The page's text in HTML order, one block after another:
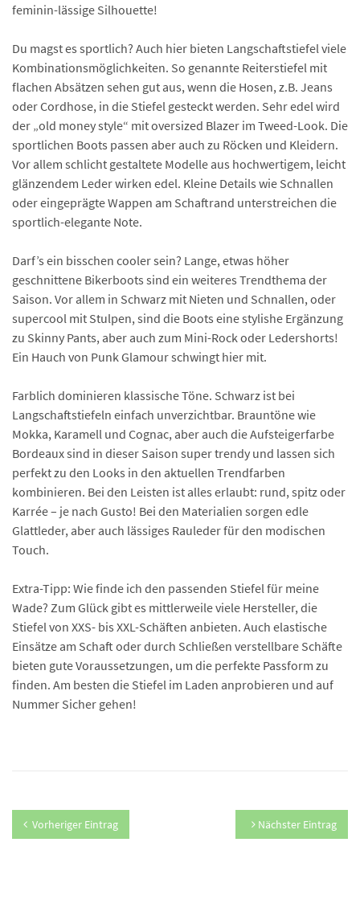
feminin-lässige Silhouette!
Du magst es sportlich? Auch hier bieten Langschaftstiefel viele
Kombinationsmöglichkeiten. So genannte Reiterstiefel mit
flachen Absätzen sehen gut aus, wenn die Hosen, z.B. Jeans
oder Cordhose, in die Stiefel gesteckt werden. Sehr edel wird
der „old money style“ mit oversized Blazer im Tweed-Look. Die
sportlichen Boots passen aber auch zu Röcken und Kleidern.
Vor allem schlicht gestaltete Modelle aus hochwertigem, leicht
glänzendem Leder wirken edel. Kleine Details wie Schnallen
oder eingeprägte Wappen am Schaftrand unterstreichen die
sportlich-elegante Note.
Darf’s ein bisschen cooler sein? Lange, etwas höher
geschnittene Bikerboots sind ein weiteres Trendthema der
Saison. Vor allem in Schwarz mit Nieten und Schnallen, oder
supercool mit Stulpen, sind die Boots eine stylishe Ergänzung
zu Skinny Pants, aber auch zum Mini-Rock oder Ledershorts!
Ein Hauch von Punk Glamour schwingt hier mit.
Farblich dominieren klassische Töne. Schwarz ist bei
Langschaftstiefeln einfach unverzichtbar. Brauntöne wie
Mokka, Karamell und Cognac, aber auch die Aufsteigerfarbe
Bordeaux sind in dieser Saison super trendy und lassen sich
perfekt zu den Looks in den aktuellen Trendfarben
kombinieren. Bei den Leisten ist alles erlaubt: rund, spitz oder
Karrée – je nach Gusto! Bei den Materialien sorgen edle
Glattleder, aber auch lässiges Rauleder für den modischen
Touch.
Extra-Tipp: Wie finde ich den passenden Stiefel für meine
Wade? Zum Glück gibt es mittlerweile viele Hersteller, die
Stiefel von XXS- bis XXL-Schäften anbieten. Auch elastische
Einsätze am Schaft oder durch Schließen verstellbare Schäfte
bieten gute Voraussetzungen, um die perfekte Passform zu
finden. Am besten die Stiefel im Laden anprobieren und auf
Nummer Sicher gehen!
Vorheriger Eintrag Nächster Eintrag